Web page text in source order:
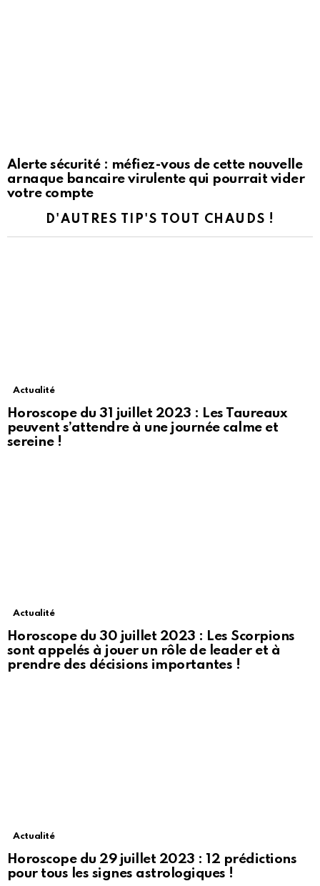
Alerte sécurité : méfiez-vous de cette nouvelle
arnaque bancaire virulente qui pourrait vider
votre compte
D'AUTRES TIP'S TOUT CHAUDS !
Actualité
Horoscope du 31 juillet 2023 : Les Taureaux
peuvent s’attendre à une journée calme et
sereine !
Actualité
Horoscope du 30 juillet 2023 : Les Scorpions
sont appelés à jouer un rôle de leader et à
prendre des décisions importantes !
Actualité
Horoscope du 29 juillet 2023 : 12 prédictions
pour tous les signes astrologiques !